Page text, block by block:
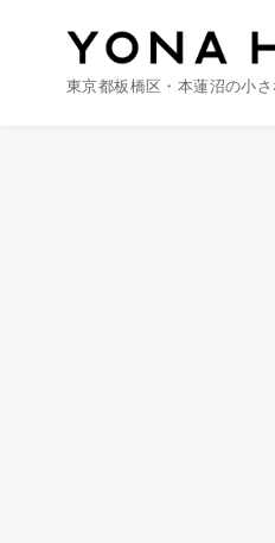
東京都板橋区・本蓮沼の小